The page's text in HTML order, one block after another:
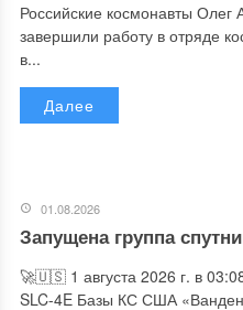
Российские космонавты Олег
завершили работу в отряде
в...
Далее
01.08.2026
Запущена группа
🚀🇺🇸 1 августа 2026 г. в
SLC-4E Базы КС США